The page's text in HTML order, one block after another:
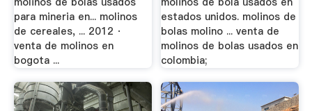
para mineria en... molinos
de cereales, ... 2012 ·
venta de molinos en
bogota ...
estados unidos. molinos de
bolas molino ... venta de
molinos de bolas usados en
colombia;